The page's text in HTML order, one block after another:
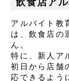
アルバイト教
は、飲食店の
ん。
特に、新人ア
初日から店舗
応できるよう